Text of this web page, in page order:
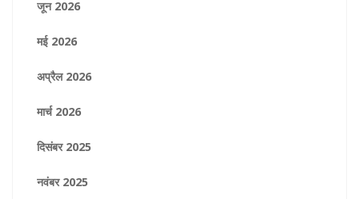
जून 2026
मई 2026
अप्रैल 2026
मार्च 2026
दिसंबर 2025
नवंबर 2025